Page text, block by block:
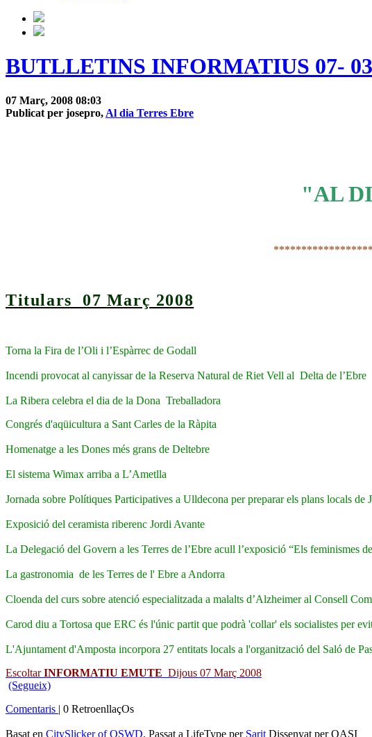
BUTLLETINS INFORMATIUS 07-
07 Març, 2008 08:03
Publicat per josepro, Al dia Terres Ebre
"AL
Titulars 07 Març 2008
Torna la Fira de l’Oli i l’Espàrrec de Godall
Incendi provocat al canyissar de la Reserva Natural de Riet Vell al Delta de l’Ebre
La Ribera celebra el dia de la Dona Treballadora
Congrés d'aqüicultura a Sant Carles de la Ràpita
Homenatge a les Dones més grans de Deltebre
El sistema Wimax arriba a L’Ametlla
Jornada sobre Polítiques Participatives a Ulldecona per preparar els plans locals de
Exposició del ceramista riberenc Jordi Avante
La Delegació del Govern a les Terres de l’Ebre acull l’exposició “Els feminismes
La gastronomia de les Terres de l' Ebre a Andorra
Cloenda del curs sobre atenció especialitzada a malalts d’Alzheimer al Consell
Carod diu a Tortosa que ERC és l'únic partit que podrà 'collar' els socialistes per
L'Ajuntament d'Amposta incorpora 27 entitats locals a l'organització del Saló de
EscoltarINFORMATIU EMUTE Dijous 07 Març 2008
(Segueix)
Comentaris | 0 RetroenllaçOs
Basat en CitySlicker of OSWD. Passat a LifeType per Sarit Dissenyat per OASI